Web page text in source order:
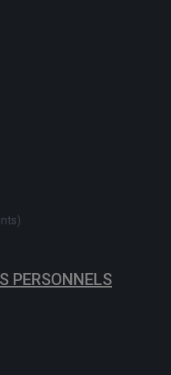
PERSONNELS